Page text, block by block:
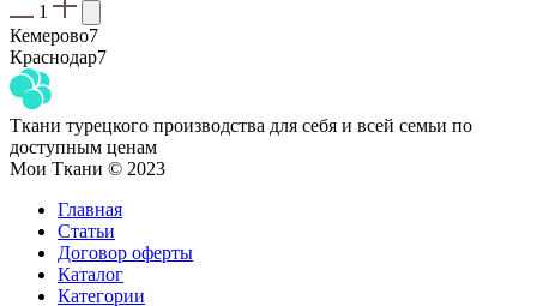
1
Кемерово7
Краснодар7
Ткани турецкого производства для себя и всей семьи по
доступным ценам
Мои Ткани © 2023
Главная
Статьи
Договор оферты
Каталог
Категории